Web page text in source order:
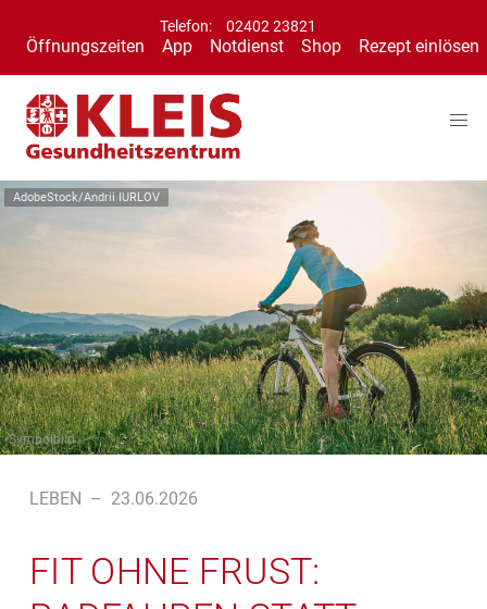
Telefon: 02402 23821
Öffnungszeiten App Notdienst Shop Rezept einlösen
AdobeStock/Andrii IURLOV
Symbolbild
LEBEN – 23.06.2026
FIT OHNE FRUST: